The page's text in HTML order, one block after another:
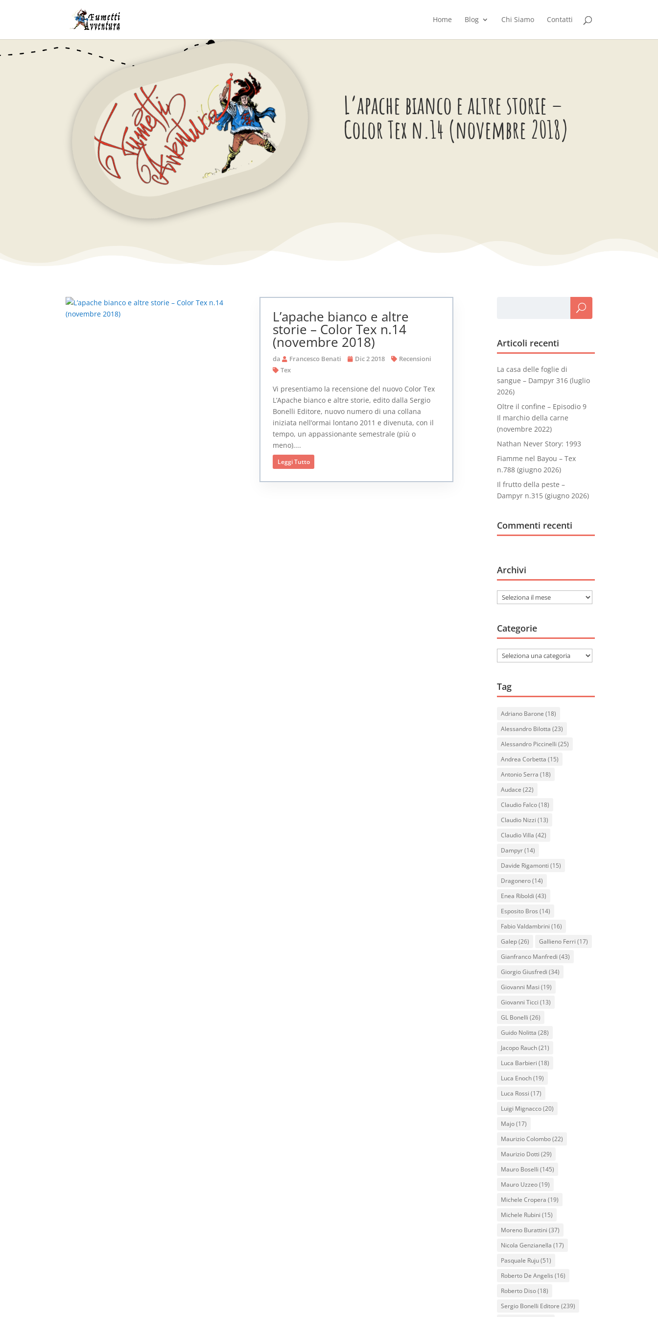
Home Blog Chi Siamo Contatti
L’apache bianco e altre storie –
Color Tex n.14 (novembre 2018)
L’apache bianco e altre
storie – Color Tex n.14
(novembre 2018)
da Francesco Benati Dic 2 2018
Recensioni
Tex
Vi presentiamo la recensione del nuovo Color Tex
L’Apache bianco e altre storie, edito dalla Sergio
Bonelli Editore, nuovo numero di una collana
iniziata nell’ormai lontano 2011 e divenuta, con il
tempo, un appassionante semestrale (più o
meno)....
Leggi Tutto
Articoli recenti
La casa delle foglie di
sangue – Dampyr 316 (luglio
2026)
Oltre il confine – Episodio 9
Il marchio della carne
(novembre 2022)
Nathan Never Story: 1993
Fiamme nel Bayou – Tex
n.788 (giugno 2026)
Il frutto della peste –
Dampyr n.315 (giugno 2026)
Commenti recenti
Archivi
Archivi
Categorie
Categorie
Tag
Adriano Barone (18)
Alessandro Bilotta (23)
Alessandro Piccinelli (25)
Andrea Corbetta (15)
Antonio Serra (18)
Audace (22)
Claudio Falco(18)
Claudio Nizzi (13)
Claudio Villa (42)
Dampyr(14)
Davide Rigamonti (15)
Dragonero(14)
Enea Riboldi (43)
Esposito Bros (14)
Fabio Valdambrini (16)
Galep(26) Gallieno Ferri (17)
Gianfranco Manfredi (43)
Giorgio Giusfredi (34)
Giovanni Masi (19)
Giovanni Ticci (13)
GL Bonelli (26)
Guido Nolitta (28)
Jacopo Rauch(21)
Luca Barbieri (18)
Luca Enoch(19)
Luca Rossi (17)
Luigi Mignacco(20)
Majo(17)
Maurizio Colombo(22)
Maurizio Dotti (29)
Mauro Boselli (145)
Mauro Uzzeo(19)
Michele Cropera (19)
Michele Rubini (15)
Moreno Burattini (37)
Nicola Genzianella (17)
Pasquale Ruju(51)
Roberto De Angelis (16)
Roberto Diso(18)
Sergio Bonelli Editore (239)